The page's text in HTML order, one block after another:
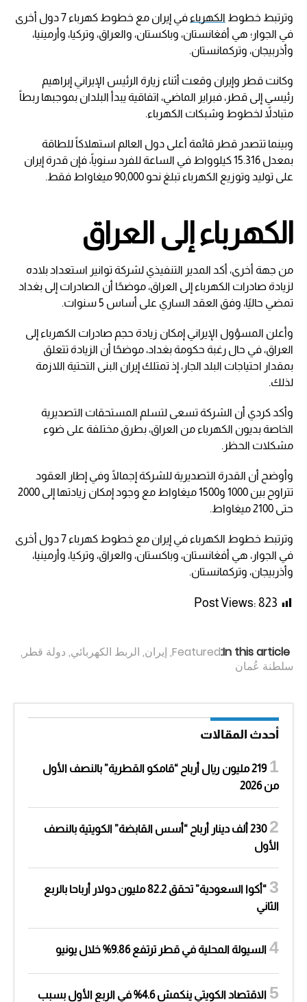
وترتبط خطوط الكهرباء
في إيران مع خطوط كهرباء 7 دول أخرى
في الجوار؛ هي أفغانستان، وباكستان، والعراق، وتركيا، وأرمينيا،
وأذربيجان، وتركمانستان.
وكانت قطر وإيران وقعت أثناء زيارة الرئيس الإيراني إبراهيم
رئيسي إلى قطر، فبراير الماضي، اتفاقية يبدأ البلدان بموجبها ربطاً
متبادلاً لخطوط وشبكات الكهرباء.
وبينما تتصدر قطر قائمة أعلى دول العالم استهلاكاً للطاقة
بمعدل 15.316 كيلوواط في الساعة للفرد سنوياً، فإن قدرة إيران
على توليد وتوزيع الكهرباء تبلغ نحو 90,000 ميغاواط فقط.
الكهرباء إلى العراق
من جهة أخرى، أكد المدير التنفیذي لشركة توانير استعداد بلاده
لزيادة صادرات الكهرباء إلى العراق، موضحًا أن الصادرات إلى بغداد
تمضي حاليًا، وفق العقد الساري على أساس 5 سنوات.
وأعلن المسؤول الإيراني إمكان زيادة حجم صادرات الكهرباء إلى
العراق، في حال رغبة حكومة بغداد، موضحًا أن الزيادة تتعلق
بمقدار احتياجات البلد الجار، إذ تمتلك إيران البنى التحتية اللازمة
لذلك.
وأكد كردي أن الشركة تسعى لتسلم المستحقات التصديرية
الخاصة بديون الكهرباء من العراق، بطرق مختلفة على ضوء
مشكلات الحظر.
وأوضح أن القدرة التصديرية للشركة إجمالًا وفي إطار العقود
تتراوح بين 1000 و1500 ميغاواط مع وجود إمكان زيادتها إلى 2000
حتى 2100 ميغاواط.
وترتبط خطوط الكهرباء في إيران مع خطوط كهرباء 7 دول أخرى
في الجوار، هي أفغانستان، وباكستان، والعراق، وتركيا، وأرمينيا،
وأذربيجان، وتركمانستان.
Post Views: 823
In this article:
Featured
, إيران, الربط الكهربائي, دولة قطر ,
سلطنة عُمان
أحدث المقالات
219 مليون ريال أرباح “قامكو القطرية” بالنصف الأول
من 2026
230 ألف دينار أرباح “أسس القابضة” الكويتية بالنصف
الأول
“أكوا السعودية” تحقق 82.2 مليون دولار أرباحا بالربع
الثاني
السيولة المحلية في قطر ترتفع 9.86% خلال يونيو
الاقتصاد الكويتي ينكمش 4.6% في الربع الأول بسبب